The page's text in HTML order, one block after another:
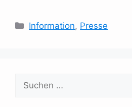
Kategorien
Information, Presse
nach: